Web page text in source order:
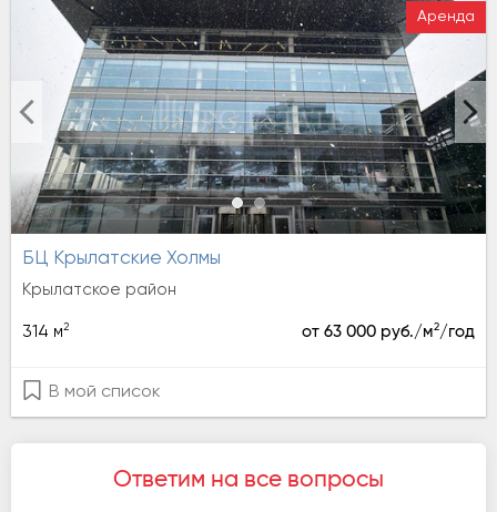
Аренда
БЦ Крылатские Холмы
Крылатское район
314 м2 от 63 000 руб./м2/год
В мой список
Ответим на все вопросы